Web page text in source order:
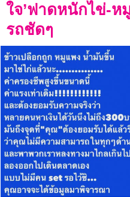
ใจ’ฟาดหนักไข่-ห
รถชัดๆ